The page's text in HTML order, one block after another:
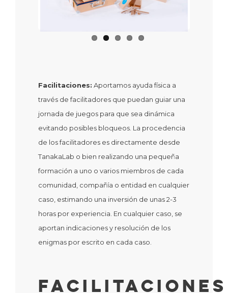
Facilitaciones: Aportamos ayuda física a
través de facilitadores que puedan guiar una
jornada de juegos para que sea dinámica
evitando posibles bloqueos. La procedencia
de los facilitadores es directamente desde
TanakaLab o bien realizando una pequeña
formación a uno o varios miembros de cada
comunidad, compañía o entidad en cualquier
caso, estimando una inversión de unas 2-3
horas por experiencia. En cualquier caso, se
aportan indicaciones y resolución de los
enigmas por escrito en cada caso.
Facilitaciones